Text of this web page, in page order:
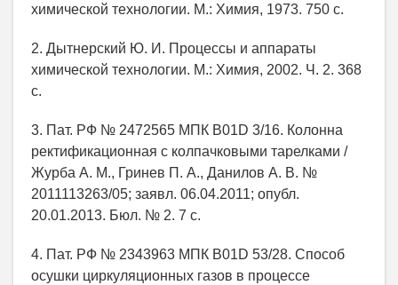
химической технологии. М.: Химия, 1973. 750 с.
2. Дытнерский Ю. И. Процессы и аппараты
химической технологии. М.: Химия, 2002. Ч. 2. 368
с.
3. Пат. РФ № 2472565 МПК B01D 3/16. Колонна
ректификационная с колпачковыми тарелками /
Журба А. М., Гринев П. А., Данилов А. В. №
2011113263/05; заявл. 06.04.2011; опубл.
20.01.2013. Бюл. № 2. 7 с.
4. Пат. РФ № 2343963 МПК B01D 53/28. Способ
осушки циркуляционных газов в процессе